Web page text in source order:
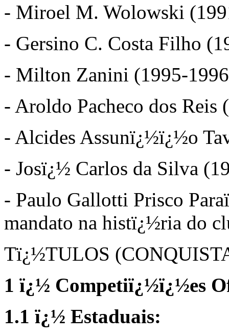
- Miroel M. Wolowski
- Gersino C. Costa Filho
- Milton Zanini (1995-
- Aroldo Pacheco dos Reis
- Alcides Assunï¿½ï¿½o
- Josï¿½ Carlos da Silva
- Paulo Gallotti Prisco
mandato na histï¿½ria do
Tï¿½TULOS
1 ï¿½ Competiï¿½ï¿½es
1.1 ï¿½ Estaduais: